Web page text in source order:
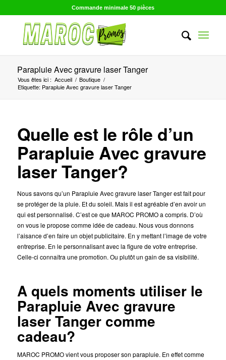
Commande minimale 50 pièces
Parapluie Avec gravure laser Tanger
Vous êtes ici : Accueil / Boutique /
Etiquette: Parapluie Avec gravure laser Tanger
Quelle est le rôle d’un
Parapluie Avec gravure
laser Tanger?
Nous savons qu’un Parapluie Avec gravure laser Tanger est fait pour
se protéger de la pluie. Et du soleil. Mais il est agréable d’en avoir un
qui est personnalisé. C’est ce que MAROC PROMO a compris. D’où
on vous le propose comme idée de cadeau. Nous vous donnons
l’aisance d’en faire un objet publicitaire. En y mettant l’image de votre
entreprise. En le personnalisant avec la figure de votre entreprise.
Celle-ci connaîtra une promotion. Ou plutôt un gain de sa visibilité.
A quels moments utiliser le
Parapluie Avec gravure
laser Tanger comme
cadeau?
MAROC PROMO vient vous proposer son parapluie. En effet comme